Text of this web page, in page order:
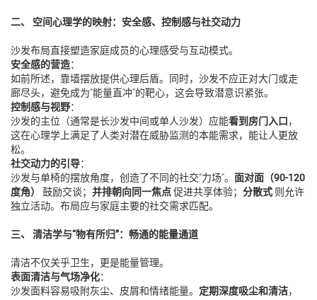
二、 空间心理学的映射：安全感、控制感与社交动力
沙发布局直接塑造家庭成员的心理感受与互动模式。
安全感的营造：
如前所述，靠墙摆放提供心理后盾。同时，沙发不应正对大门或走
廊尽头，避免成为“能量直冲”的靶心，这会导致潜意识紧张。
控制感与视野：
沙发的主位（通常是长沙发中间或单人沙发）应能看到房门入口，
这在心理学上满足了人类对潜在威胁监测的本能需求，能让人更放
松。
社交动力的引导：
沙发与单椅的摆放角度，创造了不同的社交“力场”。 面对面（90-120
度角）
鼓励交谈； 并排朝向同一焦点促进共享体验； 分散式 则允许
独立活动。布局应与家庭主要的社交需求匹配。
三、 清洁学与“物有所归”：畅通的能量通道
清洁不仅关乎卫生，更是能量管理。
表面清洁与气场净化：
沙发面料容易吸附灰尘、皮屑和情绪能量。 定期深度吸尘和清洁，